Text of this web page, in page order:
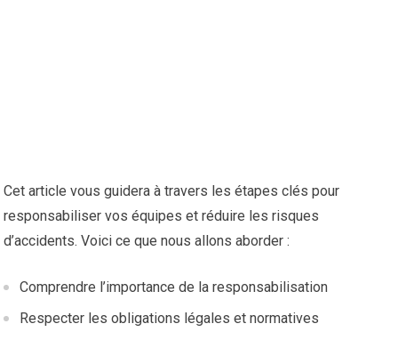
Cet article vous guidera à travers les étapes clés pour
responsabiliser vos équipes et réduire les risques
d’accidents. Voici ce que nous allons aborder :
Comprendre l’importance de la responsabilisation
Respecter les obligations légales et normatives